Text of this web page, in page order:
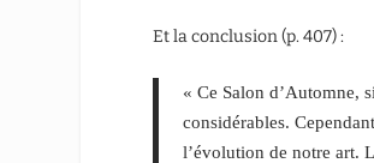
Et la conclusion (p. 407) :
« Ce Salon d’Automne,
consi­dérables.
l’évolution de notre art.